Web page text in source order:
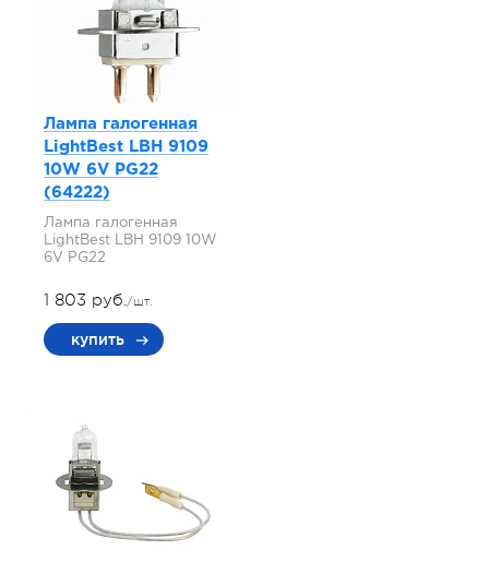
Лампа галогенная
LightBest LBH 9109
10W 6V PG22
(64222)
Лампа галогенная
LightBest LBH 9109 10W
6V PG22
1 803 руб./шт.
купить